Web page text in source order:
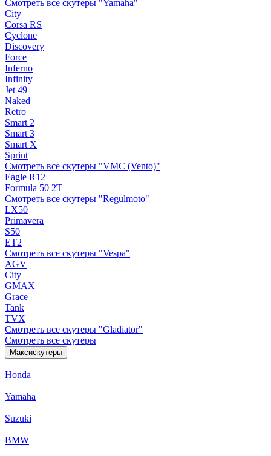
Смотреть все скутеры "Yamaha"
City
Corsa RS
Cyclone
Discovery
Force
Inferno
Infinity
Jet 49
Naked
Retro
Smart 2
Smart 3
Smart X
Sprint
Смотреть все скутеры "VMC (Vento)"
Eagle R12
Formula 50 2Т
Смотреть все скутеры "Regulmoto"
LX50
Primavera
S50
ET2
Смотреть все скутеры "Vespa"
AGV
City
GMAX
Grace
Tank
TVX
Смотреть все скутеры "Gladiator"
Смотреть все скутеры
Максискутеры
Honda
Yamaha
Suzuki
BMW